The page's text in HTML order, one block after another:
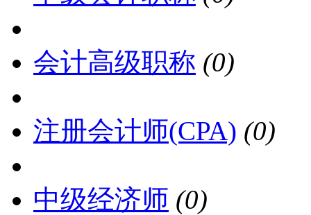
会计高级职称 (0)
注册会计师(CPA) (0)
中级经济师 (0)